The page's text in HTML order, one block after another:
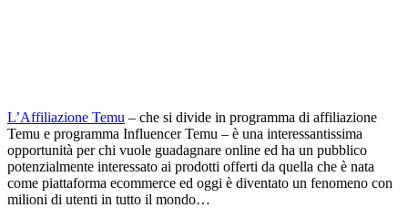
L’Affiliazione Temu – che si divide in programma di affiliazione
Temu e programma Influencer Temu – è una interessantissima
opportunità per chi vuole guadagnare online ed ha un pubblico
potenzialmente interessato ai prodotti offerti da quella che è nata
come piattaforma ecommerce ed oggi è diventato un fenomeno con
milioni di utenti in tutto il mondo…